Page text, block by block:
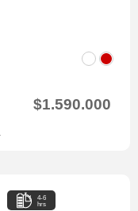
$1.590.000
4-6
hrs